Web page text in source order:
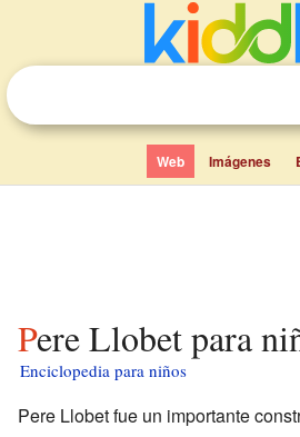
Web Imágenes
Pere Llobet para
Enciclopedia para niños
Pere Llobet fue un importante